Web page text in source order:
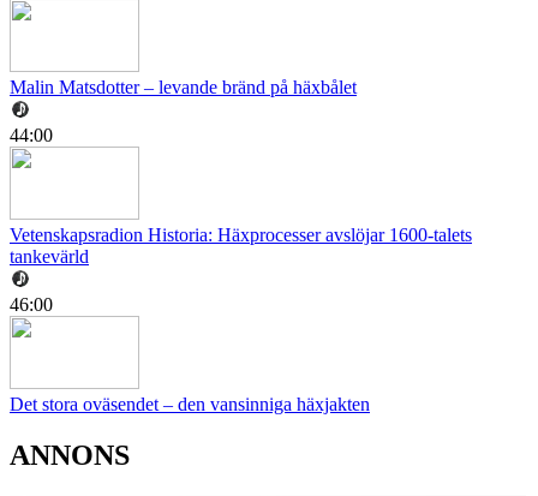
Malin Matsdotter – levande bränd på häxbålet
44:00
Vetenskapsradion Historia: Häxprocesser avslöjar 1600-talets
tankevärld
46:00
Det stora oväsendet – den vansinniga häxjakten
ANNONS